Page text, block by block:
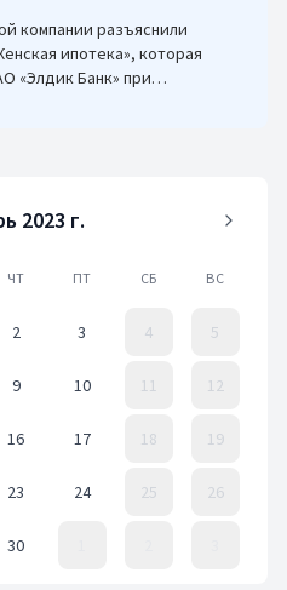
компании разъяснили
ипотека», которая
«Элдик Банк» при
2023 г.
ЧТ ПТ СБ ВС
2 3 4 5
9 10 11 12
16 17 18 19
23 24 25 26
30